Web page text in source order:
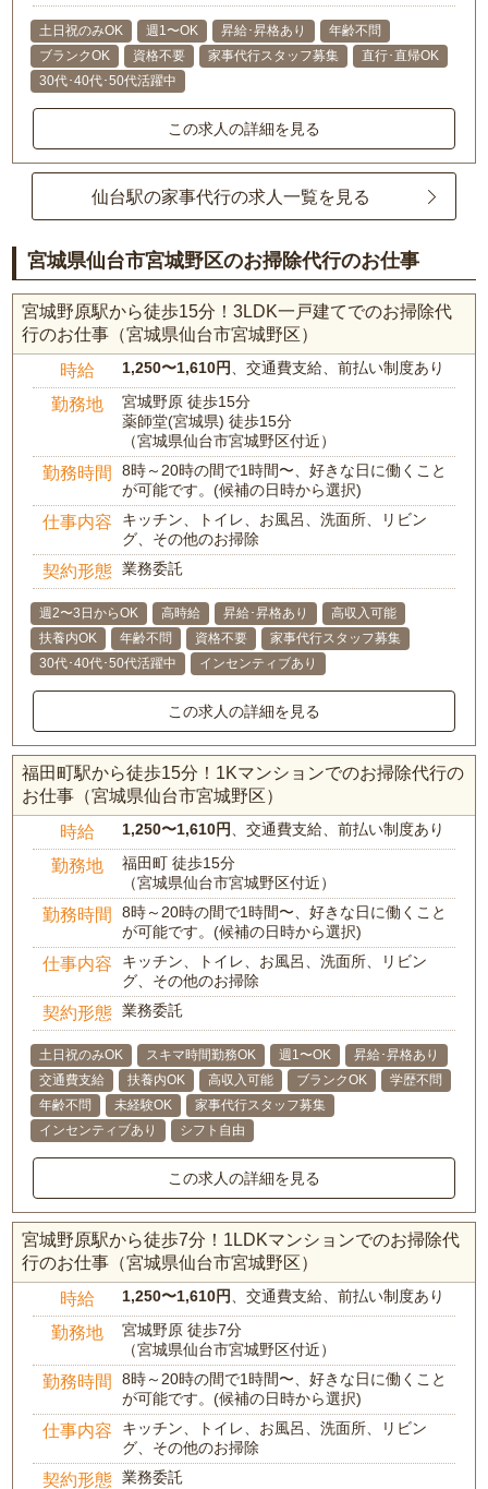
土日祝のみOK 週1〜OK 昇給･昇格あり
年齢不問
ブランクOK
資格不要 家事代行スタッフ募集
直行･直帰OK
30代･40代･50代活躍中
この求人の詳細を見る
仙台駅の家事代行の求人一覧を見る
宮城県仙台市宮城野区のお掃除代行のお仕事
宮城野原駅から徒歩15分！3LDK一戸建てでのお掃除代
行のお仕事（宮城県仙台市宮城野区）
時給 1,250〜1,610円 、交通費支給、前払い制度あり
勤務地
宮城野原 徒歩15分
薬師堂(宮城県) 徒歩15分
（宮城県仙台市宮城野区付近）
勤務時間
8時～20時の間で1時間〜、好きな日に働くこと
が可能です。(候補の日時から選択)
仕事内容
キッチン、トイレ、お風呂、洗面所、リビン
グ、その他のお掃除
契約形態 業務委託
週2〜3日からOK 高時給 昇給･昇格あり
高収入可能
扶養内OK
年齢不問 資格不要
家事代行スタッフ募集
30代･40代･50代活躍中
インセンティブあり
この求人の詳細を見る
福田町駅から徒歩15分！1Kマンションでのお掃除代行の
お仕事（宮城県仙台市宮城野区）
時給 1,250〜1,610円 、交通費支給、前払い制度あり
勤務地
福田町 徒歩15分
（宮城県仙台市宮城野区付近）
勤務時間
8時～20時の間で1時間〜、好きな日に働くこと
が可能です。(候補の日時から選択)
仕事内容
キッチン、トイレ、お風呂、洗面所、リビン
グ、その他のお掃除
契約形態 業務委託
土日祝のみOK スキマ時間勤務OK 週1〜OK
昇給･昇格あり
交通費支給
扶養内OK 高収入可能 ブランクOK
学歴不問
年齢不問
未経験OK
家事代行スタッフ募集
インセンティブあり
シフト自由
この求人の詳細を見る
宮城野原駅から徒歩7分！1LDKマンションでのお掃除代
行のお仕事（宮城県仙台市宮城野区）
時給 1,250〜1,610円 、交通費支給、前払い制度あり
勤務地
宮城野原 徒歩7分
（宮城県仙台市宮城野区付近）
勤務時間
8時～20時の間で1時間〜、好きな日に働くこと
が可能です。(候補の日時から選択)
仕事内容
キッチン、トイレ、お風呂、洗面所、リビン
グ、その他のお掃除
契約形態 業務委託